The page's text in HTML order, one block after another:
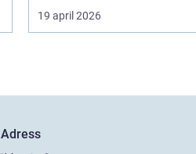
19 april 2026
Adress